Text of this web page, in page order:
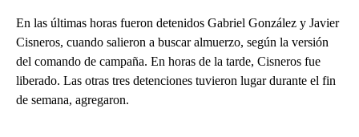
En las últimas horas fueron detenidos Gabriel González y Javier
Cisneros, cuando salieron a buscar almuerzo, según la versión
del comando de campaña. En horas de la tarde, Cisneros fue
liberado. Las otras tres detenciones tuvieron lugar durante el fin
de semana, agregaron.